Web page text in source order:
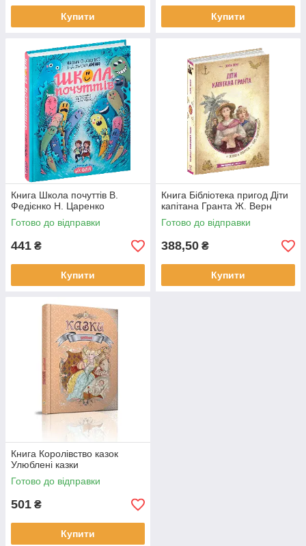
Купити Купити
Книга Школа почуттів В.
Федієнко Н. Царенко
Готово до відправки
441 ₴
Купити
Книга Бібліотека пригод Діти
капітана Гранта Ж. Верн
Готово до відправки
388,50 ₴
Купити
Книга Королівство казок
Улюблені казки
Готово до відправки
501 ₴
Купити